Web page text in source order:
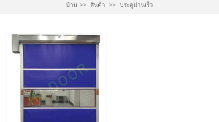
บ้าน สินค้า ประตูม่านเร็ว